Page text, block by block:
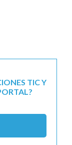
TIC Y